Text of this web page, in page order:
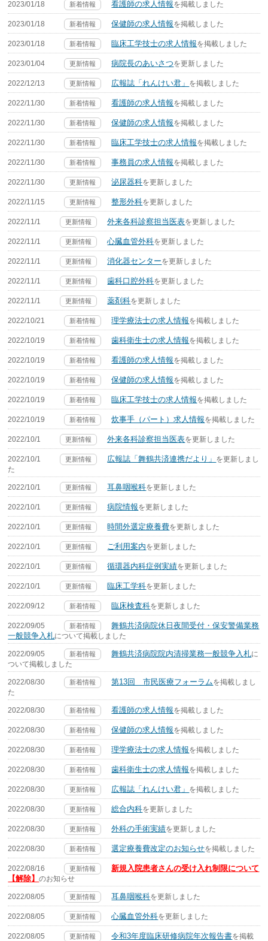
2023/01/18 新着情報 看護師の求人情報を掲載しました
2023/01/18 新着情報 保健師の求人情報を掲載しました
2023/01/18 新着情報 臨床工学技士の求人情報を掲載しました
2023/01/04 更新情報 病院長のあいさつを更新しました
2022/12/13 更新情報 広報誌「れんけい君」 を掲載しました
2022/11/30 新着情報 看護師の求人情報を掲載しました
2022/11/30 新着情報 保健師の求人情報を掲載しました
2022/11/30 新着情報 臨床工学技士の求人情報を掲載しました
2022/11/30 新着情報 事務員の求人情報を掲載しました
2022/11/30 更新情報 泌尿器科を更新しました
2022/11/15 更新情報 整形外科を更新しました
2022/11/1 更新情報 外来各科診察担当医表を更新しました
2022/11/1 更新情報 心臓血管外科を更新しました
2022/11/1 更新情報 消化器センターを更新しました
2022/11/1 更新情報 歯科口腔外科を更新しました
2022/11/1 更新情報 薬剤科を更新しました
2022/10/21 新着情報 理学療法士の求人情報を掲載しました
2022/10/19 新着情報 歯科衛生士の求人情報を掲載しました
2022/10/19 新着情報 看護師の求人情報を掲載しました
2022/10/19 新着情報 保健師の求人情報を掲載しました
2022/10/19 新着情報 臨床工学技士の求人情報を掲載しました
2022/10/19 新着情報 炊事手（パート）求人情報を掲載しました
2022/10/1 更新情報 外来各科診察担当医表を更新しました
2022/10/1 更新情報 広報誌「舞鶴共済連携だより」 を更新しまし
た
2022/10/1 更新情報 耳鼻咽喉科を更新しました
2022/10/1 更新情報 病院情報を更新しました
2022/10/1 更新情報 時間外選定療養費を更新しました
2022/10/1 更新情報 ご利用案内を更新しました
2022/10/1 更新情報 循環器内科症例実績を更新しました
2022/10/1 更新情報 臨床工学科を更新しました
2022/09/12 新着情報 臨床検査科を更新しました
2022/09/05 新着情報
舞鶴共済病院休日夜間受付・保安警備業務
一般競争入札について掲載しました
2022/09/05 新着情報 舞鶴共済病院院内清掃業務一般競争入札に
ついて掲載しました
2022/08/30 新着情報 第13回 市民医療フォーラムを掲載しまし
た
2022/08/30 新着情報 看護師の求人情報を掲載しました
2022/08/30 新着情報 保健師の求人情報を掲載しました
2022/08/30 新着情報 理学療法士の求人情報を掲載しました
2022/08/30 新着情報 歯科衛生士の求人情報を掲載しました
2022/08/30 更新情報 広報誌「れんけい君」 を掲載しました
2022/08/30 更新情報 総合内科を更新しました
2022/08/30 更新情報 外科の手術実績を更新しました
2022/08/30 新着情報 選定療養費改定のお知らせを掲載しました
2022/08/16 更新情報
新規入院患者さんの受け入れ制限について
【解除】のお知らせ
2022/08/05 更新情報 耳鼻咽喉科を更新しました
2022/08/05 更新情報 心臓血管外科を更新しました
2022/08/05 更新情報 令和3年度臨床研修病院年次報告書を掲載